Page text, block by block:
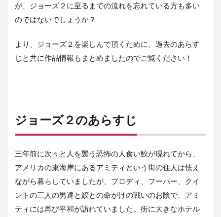
が、ジョーズ２に至るまでの流れを忘れている方も多い
のではないでしょうか？
より、ジョーズ２を楽しんで頂くために、過去のあらす
じと共に作品情報もまとめましたのでご覧ください！
ジョーズ２のあらすじ
三年前に次々と人を襲う恐怖の人食い鮫が現れてから、
アメリカの東海岸にあるアミティという街の住人は怯え
ながら暮らしていましたが、ブロディ、フーパー、クイ
ントの三人の男達と鮫との命がけの戦いのお陰で、アミ
ティには再び平和が訪れていました。街に大きなホテル